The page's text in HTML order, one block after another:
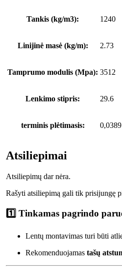
Tankis (kg/m3): 1240
Linijinė masė (kg/m): 2.73
Tamprumo modulis (Mpa): 3512
Lenkimo stipris: 29.6
terminis plėtimasis:
Atsiliepimai
Atsiliepimų dar nėra.
Rašyti atsiliepimą gali tik prisijungę
1️⃣ Tinkamas pagrindo
Lentų montavimas turi būti
Rekomenduojamas tašų